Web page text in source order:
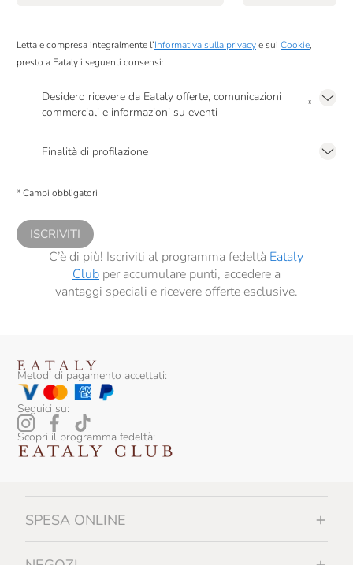
Letta e compresa integralmente l’Informativa sulla privacye sui Cookie,
presto a Eataly i seguenti consensi:
Desidero ricevere da Eataly offerte, comunicazioni
commerciali e informazioni su eventi
*
Finalità di profilazione
comunicazioni commerciali personalizzate, in caso di consenso prestato ai
* Campi obbligatori
ISCRIVITI
C’è di più! Iscriviti al programma fedeltà Eataly
Clubper accumulare punti, accedere a
vantaggi speciali e ricevere offerte esclusive.
Metodi di pagamento accettati:
Seguici su:
Scopri il programma fedeltà:
SPESA ONLINE